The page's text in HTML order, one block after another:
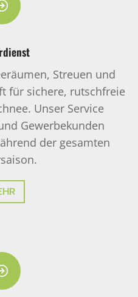
Streuen und
für sichere, rutschfreie
Unser Service
Gewerbekunden
der gesamten